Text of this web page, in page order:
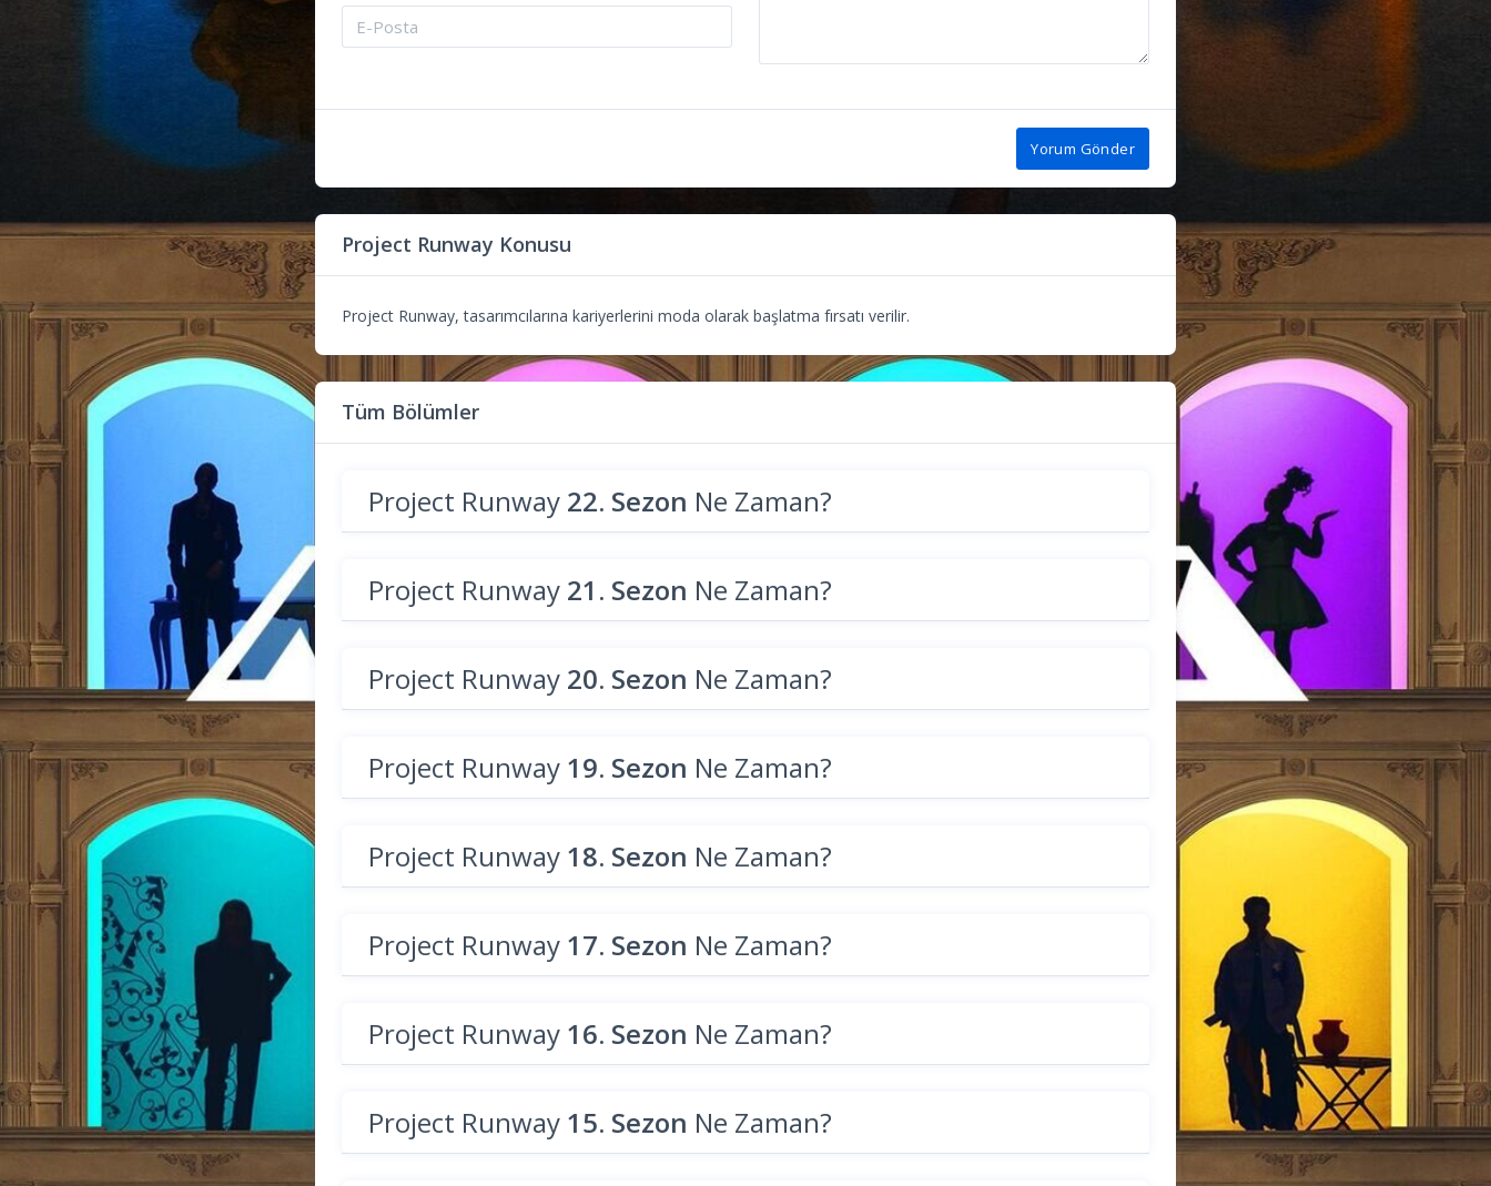
Yorum Gönder
Project Runway Konusu
Project Runway, tasarımcılarına kariyerlerini moda olarak başlatma fırsatı verilir.
Tüm Bölümler
Project Runway 22. Sezon Ne Zaman?
Project Runway 21. Sezon Ne Zaman?
Project Runway 20. Sezon Ne Zaman?
Project Runway 19. Sezon Ne Zaman?
Project Runway 18. Sezon Ne Zaman?
Project Runway 17. Sezon Ne Zaman?
Project Runway 16. Sezon Ne Zaman?
Project Runway 15. Sezon Ne Zaman?